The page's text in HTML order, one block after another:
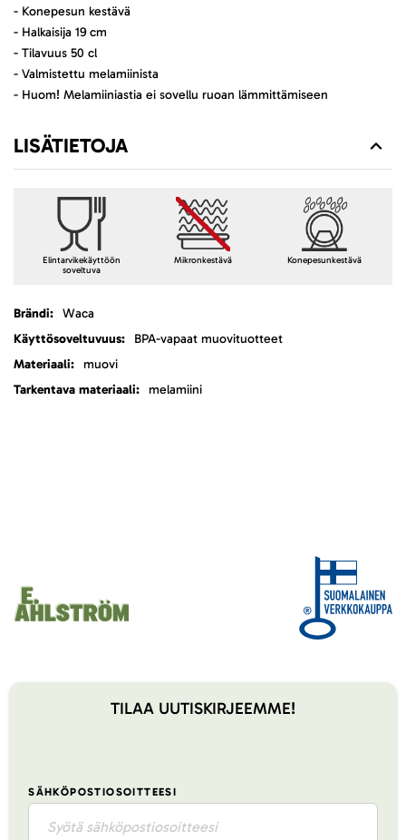
- Konepesun kestävä
- Halkaisija 19 cm
- Tilavuus 50 cl
- Valmistettu melamiinista
- Huom! Melamiiniastia ei sovellu ruoan lämmittämiseen
LISÄTIETOJA
Elintarvikekäyttöön
soveltuva
Mikronkestävä Konepesunkestävä
LisätietojaWaca
BPA-vapaat muovituotteet
muovi
melamiini
TILAA UUTISKIRJEEMME!
SÄHKÖPOSTIOSOITTEESI